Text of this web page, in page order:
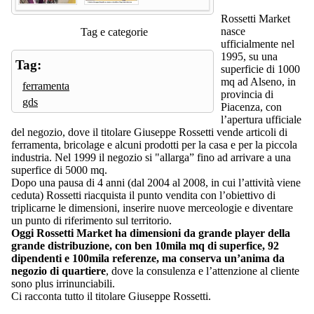
Tag e categorie
Tag:
ferramenta
gds
Rossetti Market
nasce
ufficialmente nel
1995, su una
superficie di 1000
mq ad Alseno, in
provincia di
Piacenza, con
l’apertura ufficiale
del negozio, dove il titolare Giuseppe Rossetti vende articoli di
ferramenta, bricolage e alcuni prodotti per la casa e per la piccola
industria. Nel 1999 il negozio si "allarga” fino ad arrivare a una
superfice di 5000 mq.
Dopo una pausa di 4 anni (dal 2004 al 2008, in cui l’attività viene
ceduta) Rossetti riacquista il punto vendita con l’obiettivo di
triplicarne le dimensioni, inserire nuove merceologie e diventare
un punto di riferimento sul territorio.
Oggi Rossetti Market ha dimensioni da grande player della
grande distribuzione, con ben 10mila mq di superfice, 92
dipendenti e 100mila referenze, ma conserva un’anima da
negozio di quartiere, dove la consulenza e l’attenzione al cliente
sono plus irrinunciabili.
Ci racconta tutto il titolare Giuseppe Rossetti.